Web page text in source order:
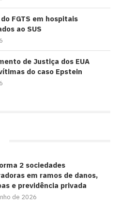
FGTS em hospitais
ao SUS
de Justiça dos EUA
do caso Epstein
2 sociedades
em ramos de danos,
e previdência privada
de 2026